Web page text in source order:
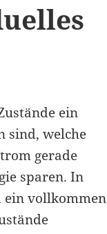
ein
sind, welche
gerade
sparen. In
ein vollkommen